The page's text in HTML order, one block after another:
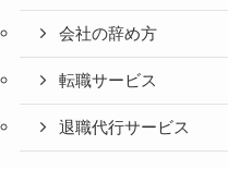
会社の辞め方
転職サービス
退職代行サービス